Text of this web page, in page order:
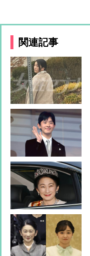
関連記事